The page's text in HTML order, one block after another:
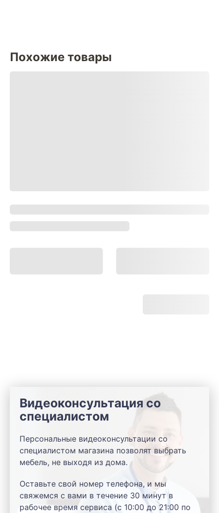
Похожие товары
Видеоконсультация со
специалистом
Персональные видеоконсультации со
специалистом магазина позволят выбрать
мебель, не выходя из дома.
Оставьте свой номер телефона, и мы
свяжемся с вами в течение 30 минут в
рабочее время сервиса (с 10:00 до 21:00 по